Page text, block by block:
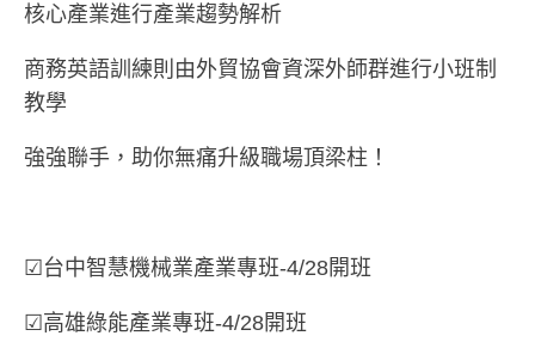
核心產業進行產業趨勢解析
商務英語訓練則由外貿協會資深外師群進行小班制
教學
強強聯手，助你無痛升級職場頂梁柱！
☑台中智慧機械業產業專班-4/28開班
☑高雄綠能產業專班-4/28開班